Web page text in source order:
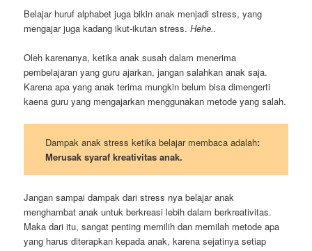
Belajar huruf alphabet juga bikin anak menjadi stress, yang
mengajar juga kadang ikut-ikutan stress.Hehe..
Oleh karenanya, ketika anak susah dalam menerima
pembelajaran yang guru ajarkan, jangan salahkan anak saja.
Karena apa yang anak terima mungkin belum bisa dimengerti
kaena guru yang mengajarkan menggunakan metode yang salah.
Dampak anak stress ketika belajar membaca adalah:
Merusak syaraf kreativitas anak.
Jangan sampai dampak dari stress nya belajar anak
menghambat anak untuk berkreasi lebih dalam berkreativitas.
Maka dari itu, sangat penting memilih dan memilah metode apa
yang harus diterapkan kepada anak, karena sejatinya setiap